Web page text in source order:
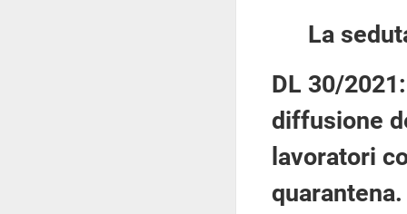
La
DL 30/
diffusione
lavoratori
quarantena.